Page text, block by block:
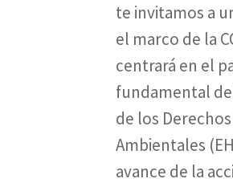
te invitamos a
el marco de la
centrará en el
fundamental
de los
Ambientales
avance de la